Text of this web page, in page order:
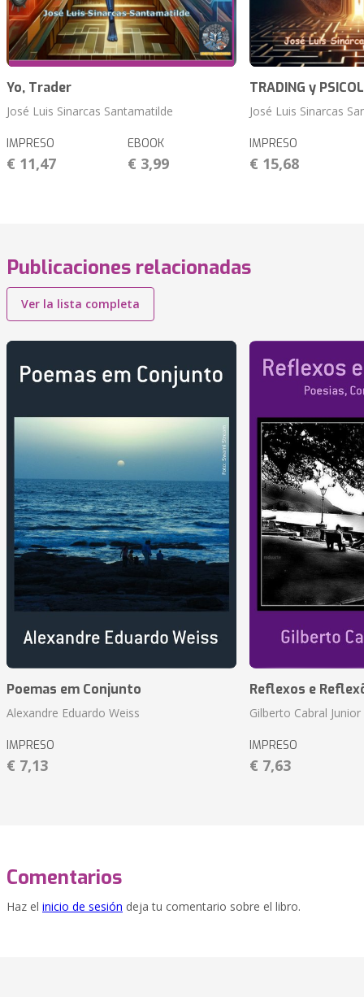
Yo, Trader
José Luis Sinarcas Santamatilde
IMPRESO
€ 11,47
EBOOK
€ 3,99
TRADING y
José Luis Sinarcas
IMPRESO
€ 15,68
Publicaciones relacionadas
Ver la lista completa
Poemas em Conjunto
Alexandre Eduardo Weiss
IMPRESO
€ 7,13
Reflexos e
Gilberto Cabral Junior
IMPRESO
€ 7,63
Comentarios
Haz el inicio de sesión deja tu comentario sobre el libro.